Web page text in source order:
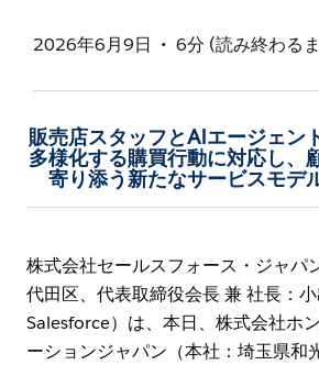
2026年6月9日 6分 (読み終わる
販売店スタッフとAIエージェン
多様化する購買行動に対応し、
寄り添う新たなサービスモデ
株式会社セールスフォース・ジャパ
代田区、代表取締役会長 兼 社長：
Salesforce）は、本日、株式会社ホ
ーションジャパン（本社：埼玉県和